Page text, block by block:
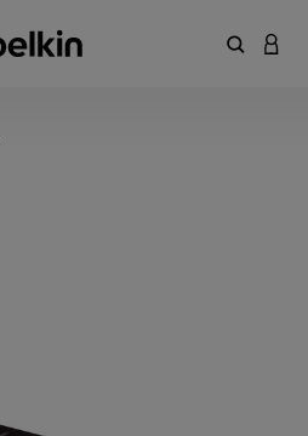
輸入關鍵
登入